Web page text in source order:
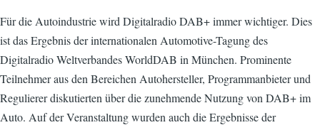
Für die Autoindustrie wird Digitalradio DAB+ immer wichtiger. Dies
ist das Ergebnis der internationalen Automotive-Tagung des
Digitalradio Weltverbandes WorldDAB in München. Prominente
Teilnehmer aus den Bereichen Autohersteller, Programmanbieter und
Regulierer diskutierten über die zunehmende Nutzung von DAB+ im
Auto. Auf der Veranstaltung wurden auch die Ergebnisse der